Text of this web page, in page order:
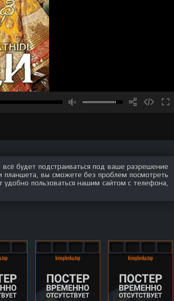
будет подстраиваться под ваше разрешение
планшета, вы сможете без проблем посмотреть
пользоваться нашим сайтом с телефона,